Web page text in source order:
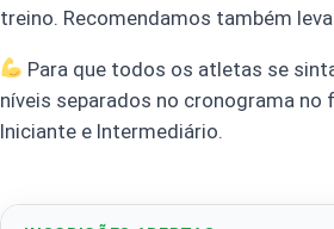
treino. Recomendamos também
Para que todos os atletas se
níveis separados no cronograma no
Iniciante e Intermediário.